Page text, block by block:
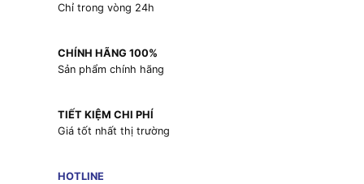
Chỉ trong vòng 24h
CHÍNH HÃNG 100%
Sản phẩm chính hãng
TIẾT KIỆM CHI PHÍ
Giá tốt nhất thị trường
HOTLINE